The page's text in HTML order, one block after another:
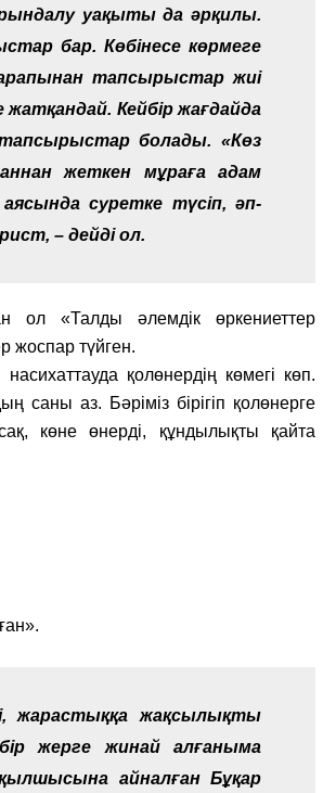
уақыты да әрқилы.
бар. Көбінесе көрмеге
тапсырыстар жиі
жатқандай. Кейбір жағдайда
болады. «Көз
жеткен мұраға адам
суретке түсіп, әп-
– дейді ол.
ол «Талды әлемдік өркениеттер
жоспар түйген.
қолөнердің көмегі көп.
саны аз. Бәріміз бірігіп қолөнерге
көне өнерді, құндылықты қайта
жарастыққа жақсылықты
жерге жинай алғаныма
айналған Бұқар